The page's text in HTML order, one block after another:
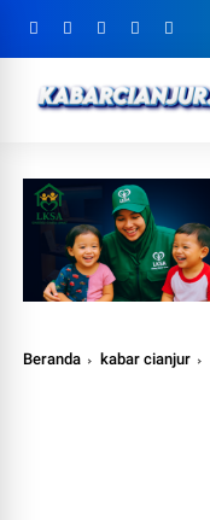
Beranda kabar cianjur